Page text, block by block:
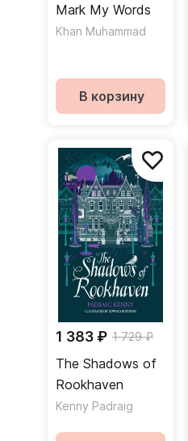
Mark My Words
Khan Muhammad
В корзину
1 383 ₽ 1 729 ₽
The Shadows of
Rookhaven
Kenny Padraig